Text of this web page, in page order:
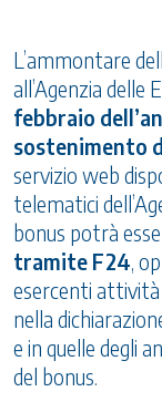
L’ammontare
all’Agenzia delle
febbraio
sostenimento
servizio web
telematici
bonus potrà
tramite F24,
esercenti attività
nella
e in quelle degli
del bonus.